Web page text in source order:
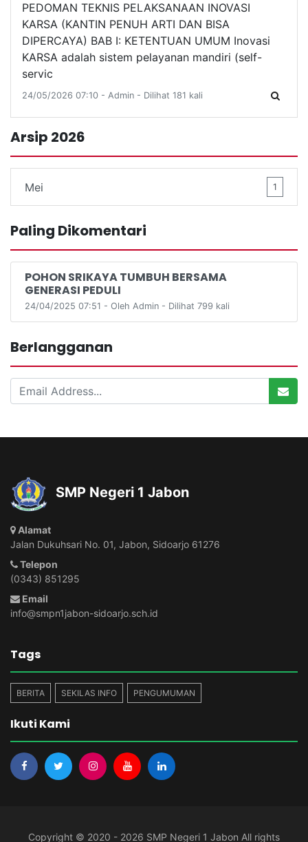
PEDOMAN TEKNIS PELAKSANAAN INOVASI
KARSA (KANTIN PENUH ARTI DAN BISA
DIPERCAYA) BAB I: KETENTUAN UMUM Inovasi
KARSA adalah sistem pelayanan mandiri (self-
servic
24/05/2026 07:10 - Admin - Dilihat 181 kali
Arsip 2026
Mei 1
Paling Dikomentari
POHON SRIKAYA TUMBUH BERSAMA
GENERASI PEDULI
24/04/2025 07:51 - Oleh Admin - Dilihat 799 kali
Berlangganan
SMP Negeri 1 Jabon
Alamat
Jalan Dukuhsari No. 01, Jabon, Sidoarjo 61276
Telepon
(0343) 851295
Email
info@smpn1jabon-sidoarjo.sch.id
Tags
BERITA SEKILAS INFO PENGUMUMAN
Ikuti Kami
Copyright © 2020 - 2026 SMP Negeri 1 Jabon All rights